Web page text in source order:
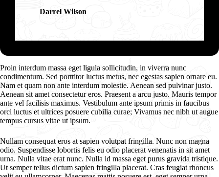
Darrel Wilson
Proin interdum massa eget ligula sollicitudin, in viverra nunc
condimentum. Sed porttitor luctus metus, nec egestas sapien ornare eu.
Nam et quam non ante interdum molestie. Aenean sed pulvinar justo.
Aenean sit amet consectetur eros. Praesent a arcu justo. Mauris tempor
ante vel facilisis maximus. Vestibulum ante ipsum primis in faucibus
orci luctus et ultrices posuere cubilia curae; Vivamus nec nibh ut augue
tempus cursus vitae ut ipsum.
Nullam consequat eros at sapien volutpat fringilla. Nunc non magna
odio. Suspendisse lobortis felis eu odio placerat venenatis in sit amet
urna. Nulla vitae erat nunc. Nulla id massa eget purus gravida tristique.
Ut semper tellus dictum sapien fringilla placerat. Cras feugiat rhoncus